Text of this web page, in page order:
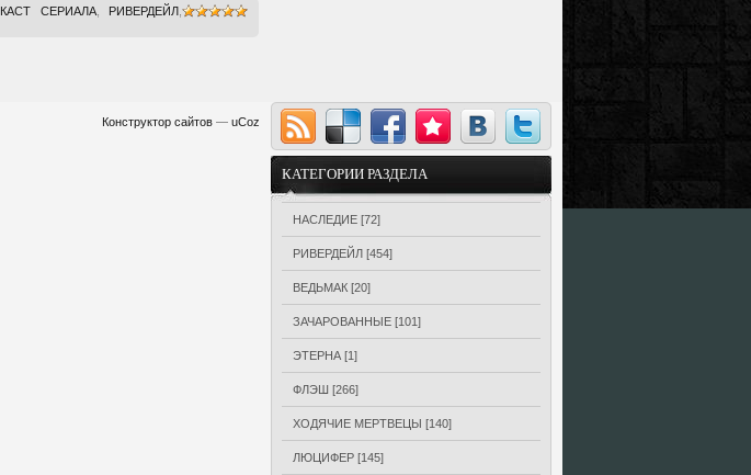
КАСТ СЕРИАЛА, РИВЕРДЕЙЛ
КАТЕГОРИИ РАЗДЕЛА
НАСЛЕДИЕ [72]
РИВЕРДЕЙЛ [454]
ВЕДЬМАК [20]
ЗАЧАРОВАННЫЕ [101]
ЭТЕРНА [1]
ФЛЭШ [266]
ХОДЯЧИЕ МЕРТВЕЦЫ [140]
ЛЮЦИФЕР [145]
Конструктор сайтов — uCoz